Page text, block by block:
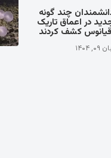
چند گونه
در اعماق تاریک
کشف کردند
۱۴۰۴